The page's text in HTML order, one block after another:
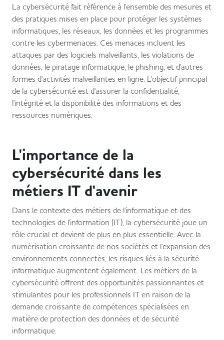
La cybersécurité fait référence à l'ensemble des mesures et
des pratiques mises en place pour protéger les systèmes
informatiques, les réseaux, les données et les programmes
contre les cybermenaces. Ces menaces incluent les
attaques par des logiciels malveillants, les violations de
données, le piratage informatique, le phishing, et d'autres
formes d'activités malveillantes en ligne. L'objectif principal
de la cybersécurité est d'assurer la confidentialité,
l'intégrité et la disponibilité des informations et des
ressources numériques.
L'importance de la
cybersécurité dans les
métiers IT d'avenir
Dans le contexte des métiers de l'informatique et des
technologies de l'information (IT), la cybersécurité joue un
rôle crucial et devient de plus en plus essentielle. Avec la
numérisation croissante de nos sociétés et l'expansion des
environnements connectés, les risques liés à la sécurité
informatique augmentent également. Les métiers de la
cybersécurité offrent des opportunités passionnantes et
stimulantes pour les professionnels IT en raison de la
demande croissante de compétences spécialisées en
matière de protection des données et de sécurité
informatique.